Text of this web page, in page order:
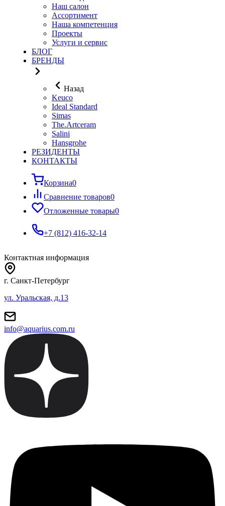
Наш салон
Ассортимент
Наша компетенция
Проекты
Услуги и сервис
БЛОГ
БРЕНДЫ
Назад
Keuco
Ideal Standard
Simas
The.Artceram
Salini
Hansgrohe
РЕЗИДЕНТЫ
КОНТАКТЫ
Корзина0
Сравнение товаров0
Отложенные товары0
+7 (812) 416-32-14
Контактная информация
г. Санкт-Петербург
ул. Уральская, д.13
info@aquarius.com.ru